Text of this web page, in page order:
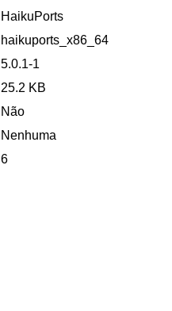
HaikuPorts
haikuports_x86_64
5.0.1-1
25.2 KB
Não
Nenhuma
6